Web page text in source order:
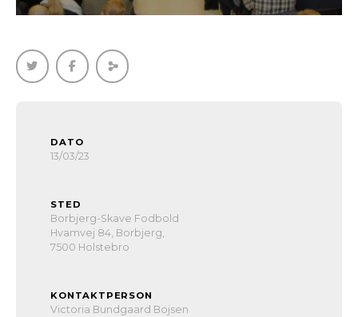
DATO
13/03/23
STED
Borbjerg-Skave Fodbold
Hvamvej 84, Borbjerg,
7500 Holstebro
KONTAKTPERSON
Victoria Bundgaard Bojsen